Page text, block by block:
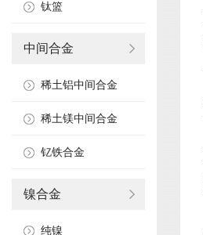
钛篮
中间合金
稀土铝中间合金
稀土镁中间合金
钇铁合金
镍合金
纯镍